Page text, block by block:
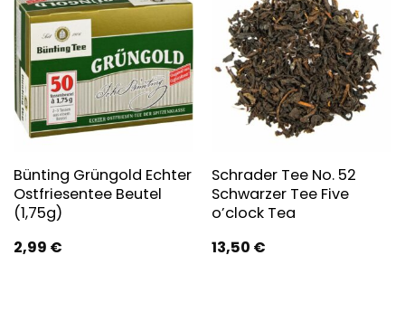
Bünting Grüngold Echter
Ostfriesentee Beutel
(1,75g)
2,99 €
Schrader Tee No. 52
Schwarzer Tee Five
o’clock Tea
13,50 €